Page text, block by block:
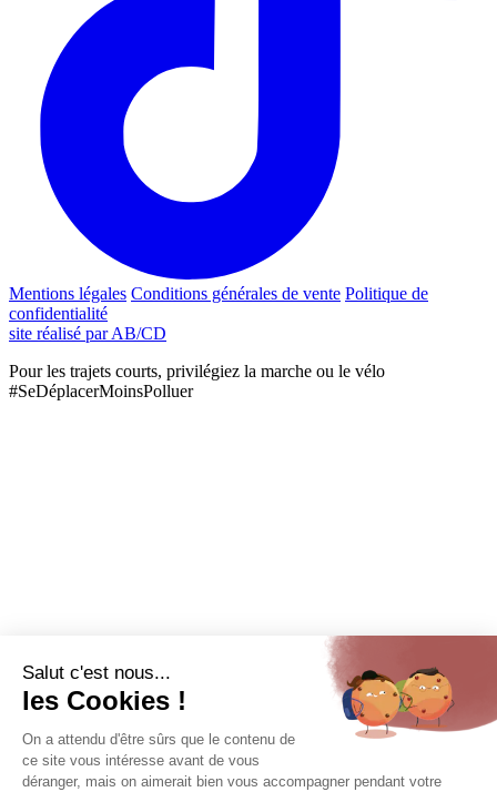
Mentions légales Conditions générales de vente Politique de
confidentialité
site réalisé par AB/CD
Pour les trajets courts, privilégiez la marche ou le vélo
#SeDéplacerMoinsPolluer